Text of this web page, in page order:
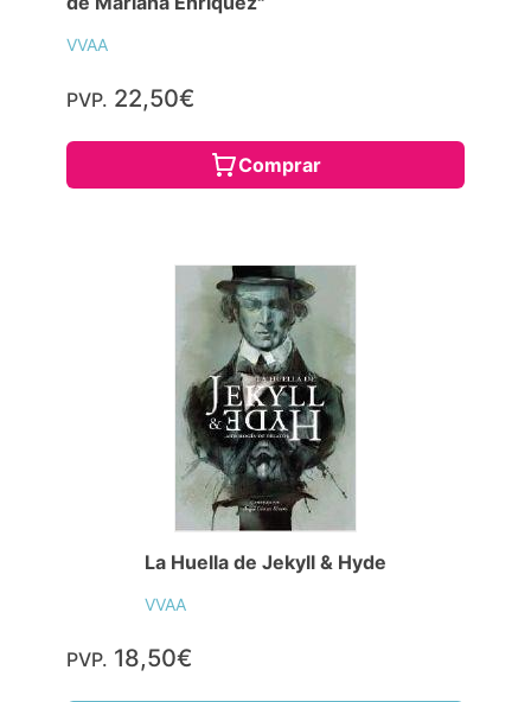
VVAA
PVP. 22,50€
Comprar
La Huella de Jekyll & Hyde
VVAA
PVP. 18,50€